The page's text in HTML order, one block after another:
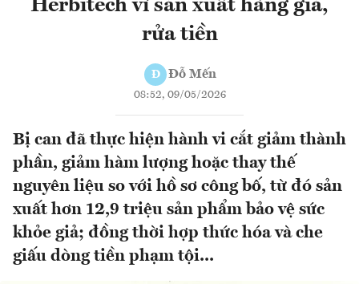
Herbitech vì sản xuất hàng giả,
rửa tiền
Đ Đỗ Mến
08:52, 09/05/2026
Bị can đã thực hiện hành vi cắt giảm thành
phần, giảm hàm lượng hoặc thay thế
nguyên liệu so với hồ sơ công bố, từ đó sản
xuất hơn 12,9 triệu sản phẩm bảo vệ sức
khỏe giả; đồng thời hợp thức hóa và che
giấu dòng tiền phạm tội...